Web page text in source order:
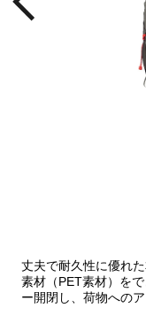
丈夫で耐久性に優れ
素材（PET素材）を
ー開閉し、荷物へのア